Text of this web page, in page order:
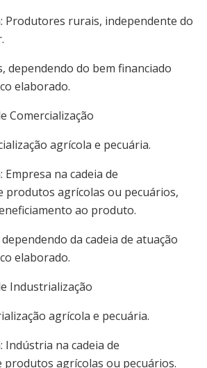
Produtores rurais, independente do
dependendo do bem financiado
elaborado.
Comercialização
agrícola e pecuária.
Empresa na cadeia de
produtos agrícolas ou pecuários,
ao produto.
da cadeia de atuação
elaborado.
Industrialização
agrícola e pecuária.
Indústria na cadeia de
produtos agrícolas ou pecuários.